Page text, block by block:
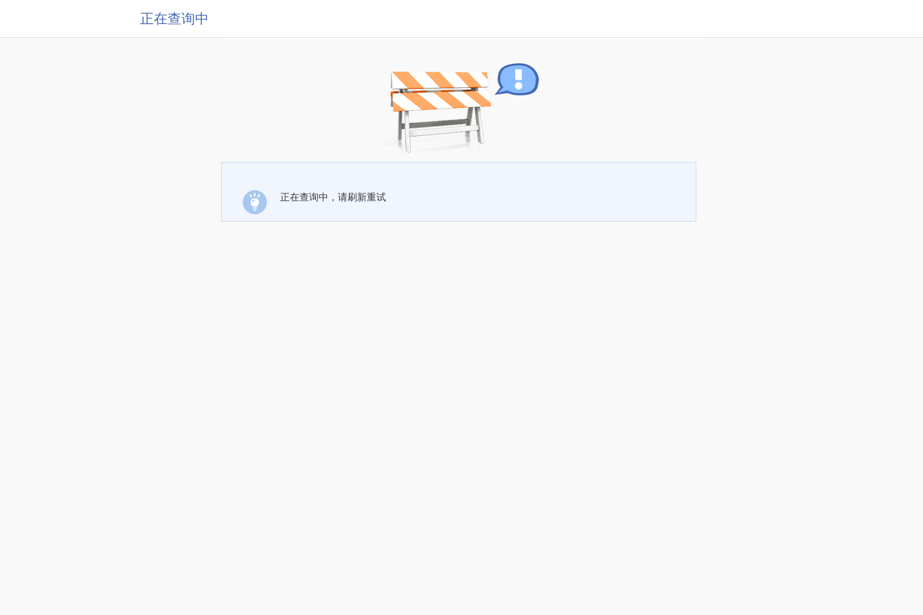
正在查询中
正在查询中，请刷新重试